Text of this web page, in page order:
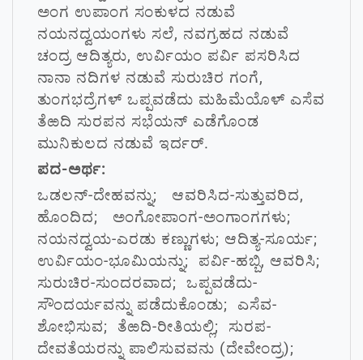
ಅಂಗ ಉಪಾಂಗ ಸಂಕುಳದ ನಡುವೆ
ನಯನದ್ವಯಂಗಳು ಸಲೆ, ನವಗ್ರಹದ ನಡುವೆ
ಚಂದ್ರ ಆದಿತ್ಯರು, ಉರ್ವಿಯಂ ಪರ್ವಿ ಪಸರಿಸಿದ
ನಾನಾ ನದಿಗಳ ನಡುವೆ ಸುರುಚಿರ ಗಂಗೆ,
ತುಂಗಭದ್ರೆಗಳ್ ಒಪ್ಪವಡೆದು ಮಹಿಮೆಯೊಳ್ ಎಸೆವ
ತೆಱದಿ ಸುರಪನ ಸಭೆಯನ್ ಎಡೆಗೊಂಡ
ಮುನಿಕುಲದ ನಡುವೆ ಇರ್ದರ್.
ಪದ-ಅರ್ಥ:
ಒಡಲನ್-ದೇಹವನ್ನು; ಆವರಿಸಿದ-ಸುತ್ತುವರಿದ,
ಹೊಂದಿದ; ಅಂಗೋಪಾಂಗ-ಅಂಗಾಂಗಗಳು;
ನಯನದ್ವಯ-ಎರಡು ಕಣ್ಣುಗಳು; ಆದಿತ್ಯ-ಸೂರ್ಯ;
ಉರ್ವಿಯಂ-ಭೂಮಿಯನ್ನು; ಪರ್ವಿ-ಹಬ್ಬಿ, ಆವರಿಸಿ;
ಸುರುಚಿರ-ಸುಂದರವಾದ; ಒಪ್ಪವಡೆದು-
ಸೌಂದರ್ಯವನ್ನು ಪಡೆದುಕೊಂಡು; ಎಸೆವ-
ಶೋಭಿಸುವ; ತೆಱದಿ-ರೀತಿಯಲ್ಲಿ; ಸುರಪ-
ದೇವತೆಯರನ್ನು ಪಾಲಿಸುವವನು (ದೇವೇಂದ್ರ);